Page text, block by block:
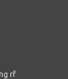
rf